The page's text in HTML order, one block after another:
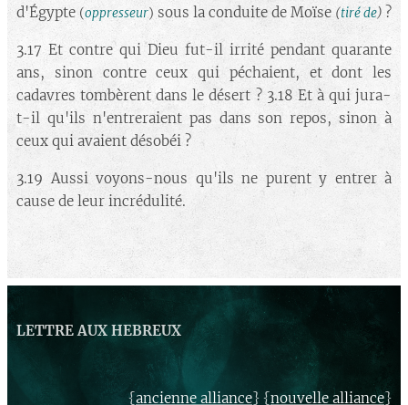
d'Égypte(oppresseur) sous la conduite de Moïse (tiré de) ?
3.17 Et contre qui Dieu fut-il irrité pendant quarante
ans, sinon contre ceux qui péchaient, et dont les
cadavres tombèrent dans le désert ? 3.18 Et à qui jura-
t-il qu'ils n'entreraient pas dans son repos, sinon à
ceux qui avaient désobéi ?
3.19 Aussi voyons-nous qu'ils ne purent y entrer à
cause de leur incrédulité.
LETTRE AUX HEBREUX
{ancienne alliance} {nouvelle alliance}